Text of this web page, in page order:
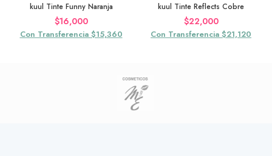
kuul Tinte Funny Naranja
$16,000
Con Transferencia $15,360
kuul Tinte Reflects Cobre
$22,000
Con Transferencia $21,120